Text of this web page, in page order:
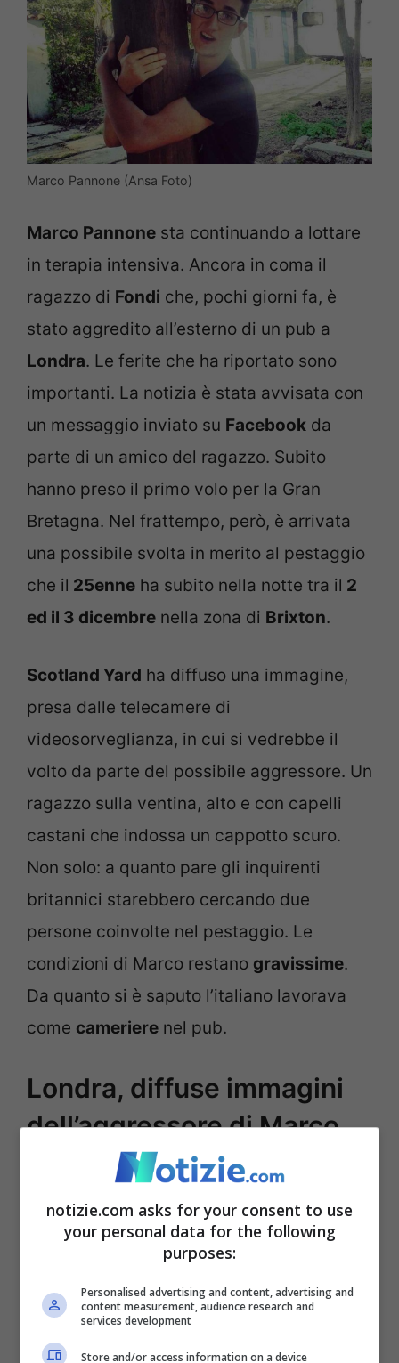
Marco Pannone (Ansa Foto)
Marco Pannone sta continuando a lottare
in terapia intensiva. Ancora in coma il
ragazzo di Fondi che, pochi giorni fa, è
stato aggredito all’esterno di un pub a
Londra. Le ferite che ha riportato sono
importanti. La notizia è stata avvisata con
un messaggio inviato su Facebook da
parte di un amico del ragazzo. Subito
hanno preso il primo volo per la Gran
Bretagna. Nel frattempo, però, è arrivata
una possibile svolta in merito al pestaggio
che il 25enne ha subito nella notte tra il 2
ed il 3 dicembre nella zona di Brixton.
Scotland Yard ha diffuso una immagine,
presa dalle telecamere di
videosorveglianza, in cui si vedrebbe il
volto da parte del possibile aggressore. Un
ragazzo sulla ventina, alto e con capelli
castani che indossa un cappotto scuro.
Non solo: a quanto pare gli inquirenti
britannici starebbero cercando due
persone coinvolte nel pestaggio. Le
condizioni di Marco restano gravissime.
Da quanto si è saputo l’italiano lavorava
come cameriere nel pub.
Londra, diffuse immagini
dell’aggressore di Marco
Pannone [FOTO]
notizie.com asks for your consent to use
your personal data for the following
purposes:
Personalised advertising and content, advertising and
content measurement, audience research and
services development
Store and/or access information on a device